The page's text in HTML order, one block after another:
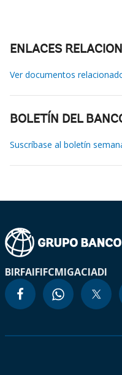
ENLACES
Ver documentos
BOLETÍN DEL
Suscríbase al boletín
BIRFAIFIFCMIGACIADI